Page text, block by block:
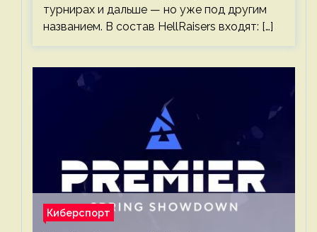
турнирах и дальше — но уже под другим
названием. В состав HellRaisers входят: […]
Киберспорт